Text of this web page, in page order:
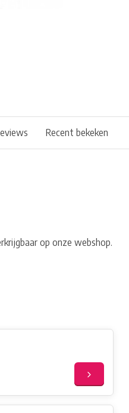
Recent bekeken
op onze webshop.